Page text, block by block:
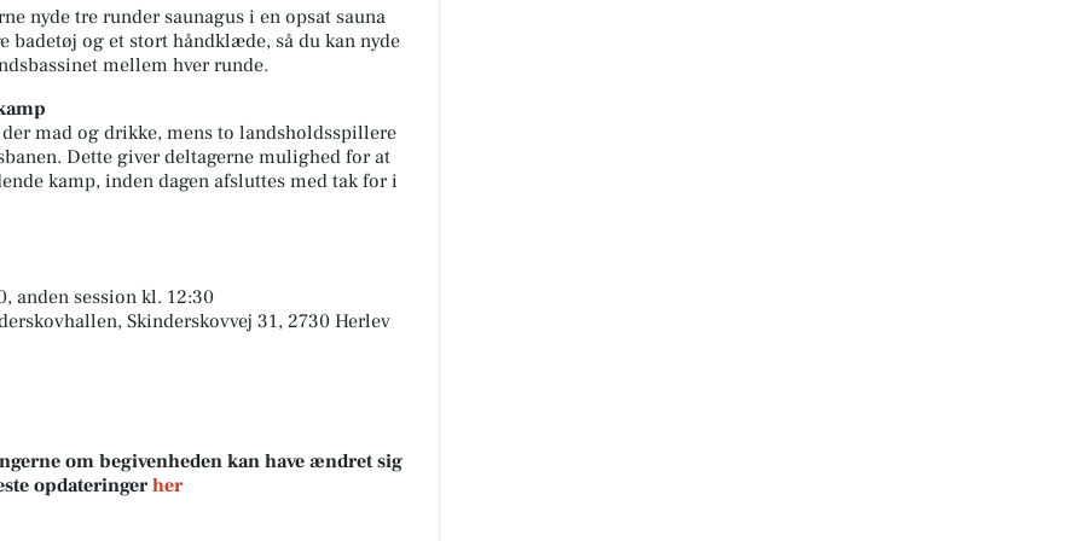
nyde tre runder saunagus i en opsat sauna
badetøj og et stort håndklæde, så du kan nyde
mellem hver runde.
mad og drikke, mens to landsholdsspillere
Dette giver deltagerne mulighed for at
kamp, inden dagen afsluttes med tak for i
anden session kl. 12:30
Skinderskovvej 31, 2730 Herlev
om begivenheden kan have ændret sig
opdateringer her